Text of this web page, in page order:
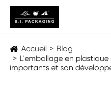
Accueil
Blog
L'emballage en
importants et son